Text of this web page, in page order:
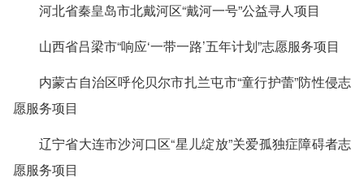
河北省秦皇岛市北戴河区“戴河一号”公益寻人项目
山西省吕梁市“响应‘一带一路’五年计划”志愿服务项目
内蒙古自治区呼伦贝尔市扎兰屯市“童行护蕾”防性侵志
愿服务项目
辽宁省大连市沙河口区“星儿绽放”关爱孤独症障碍者志
愿服务项目